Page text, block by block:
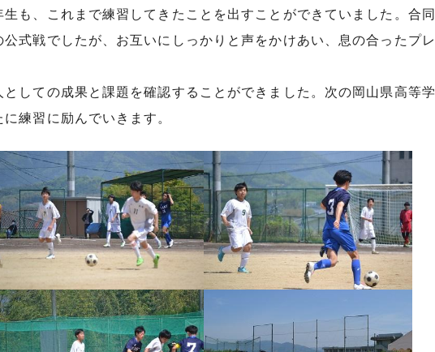
も、これまで練習してきたことを出すことができていました。合同
式戦でしたが、お互いにしっかりと声をかけあい、息の合ったプレ
しての成果と課題を確認することができました。次の岡山県高等学
練習に励んでいきます。